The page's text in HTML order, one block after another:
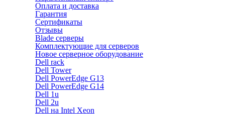
Оплата и доставка
Гарантия
Сертификаты
Отзывы
Blade серверы
Комплектующие для серверов
Новое серверное оборудование
Dell rack
Dell Tower
Dell PowerEdge G13
Dell PowerEdge G14
Dell 1u
Dell 2u
Dell на Intel Xeon